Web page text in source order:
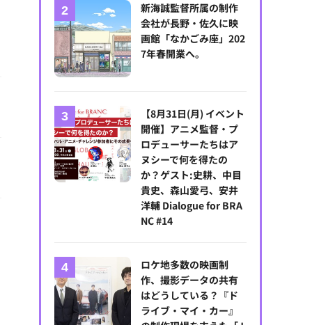
新海誠監督所属の制作
会社が長野・佐久に映
画館「なかごみ座」202
7年春開業へ。
【8月31日(月) イベント
開催】アニメ監督・プ
ロデューサーたちはア
ヌシーで何を得たの
か？ゲスト:史耕、中目
貴史、森山愛弓、安井
洋輔 Dialogue for BRA
NC #14
ロケ地多数の映画制
作、撮影データの共有
はどうしている？『ド
ライブ・マイ・カー』